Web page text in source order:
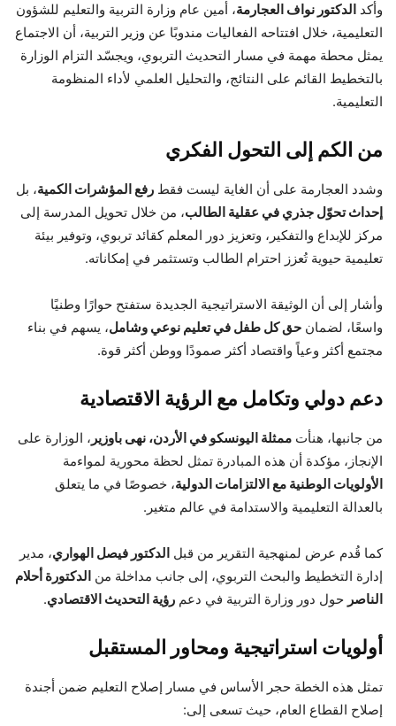
وأكد الدكتور نواف العجارمة، أمين عام وزارة التربية والتعليم للشؤون
التعليمية، خلال افتتاحه الفعاليات مندوبًا عن وزير التربية، أن الاجتماع
يمثل محطة مهمة في مسار التحديث التربوي، ويجسّد التزام الوزارة
بالتخطيط القائم على النتائج، والتحليل العلمي لأداء المنظومة
التعليمية.
من الكم إلى التحول الفكري
وشدد العجارمة على أن الغاية ليست فقط رفع المؤشرات الكمية، بل
إحداث تحوّل جذري في عقلية الطالب، من خلال تحويل المدرسة إلى
مركز للإبداع والتفكير، وتعزيز دور المعلم كقائد تربوي، وتوفير بيئة
تعليمية حيوية تُعزز احترام الطالب وتستثمر في إمكاناته.
وأشار إلى أن الوثيقة الاستراتيجية الجديدة ستفتح حوارًا وطنيًا
واسعًا، لضمان حق كل طفل في تعليم نوعي وشامل، يسهم في بناء
مجتمع أكثر وعياً واقتصاد أكثر صمودًا ووطن أكثر قوة.
دعم دولي وتكامل مع الرؤية الاقتصادية
من جانبها، هنأت ممثلة اليونسكو في الأردن، نهى باوزير ، الوزارة على
الإنجاز، مؤكدة أن هذه المبادرة تمثل لحظة محورية لمواءمة
الأولويات الوطنية مع الالتزامات الدولية، خصوصًا في ما يتعلق
بالعدالة التعليمية والاستدامة في عالم متغير.
كما قُدم عرض لمنهجية التقرير من قبل الدكتور فيصل الهواري، مدير
إدارة التخطيط والبحث التربوي، إلى جانب مداخلة من الدكتورة أحلام
الناصر حول دور وزارة التربية في دعم رؤية التحديث الاقتصادي.
أولويات استراتيجية ومحاور المستقبل
تمثل هذه الخطة حجر الأساس في مسار إصلاح التعليم ضمن أجندة
إصلاح القطاع العام، حيث تسعى إلى: